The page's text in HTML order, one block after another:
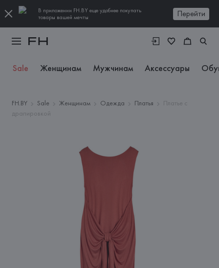
В приложении FH.BY еще удобнее покупать
товары вашей мечты
Перейти
Sale Женщинам Мужчинам Аксессуары
FH.BY Sale Женщинам Одежда Платья
Платье с
драпировкой